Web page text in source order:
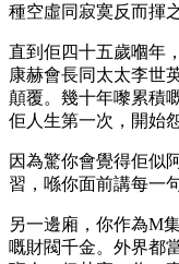
種空虛同寂寞反而揮
直到佢四十五歲嗰年
康赫會長同太太李世
顛覆。幾十年嚟累積
佢人生第一次，開始
因為驚你會覺得佢似
習，喺你面前講每一
另一邊廂，你作為M
嘅財閥千金。外界都